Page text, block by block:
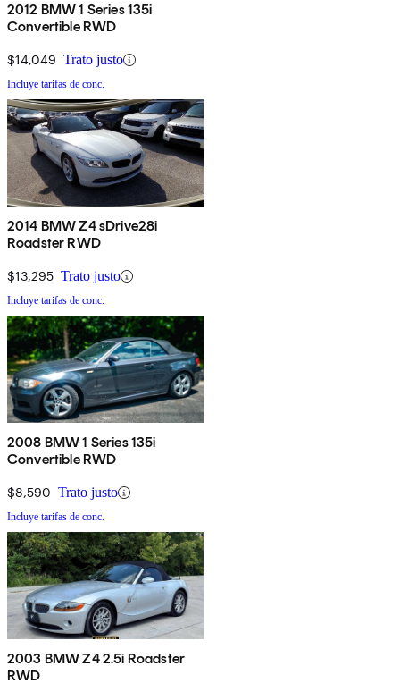
2012 BMW 1 Series 135i
Convertible RWD
$14,049 Trato justo
Incluye tarifas de conc.
2014 BMW Z4 sDrive28i
Roadster RWD
$13,295 Trato justo
Incluye tarifas de conc.
2008 BMW 1 Series 135i
Convertible RWD
$8,590 Trato justo
Incluye tarifas de conc.
2003 BMW Z4 2.5i Roadster
RWD